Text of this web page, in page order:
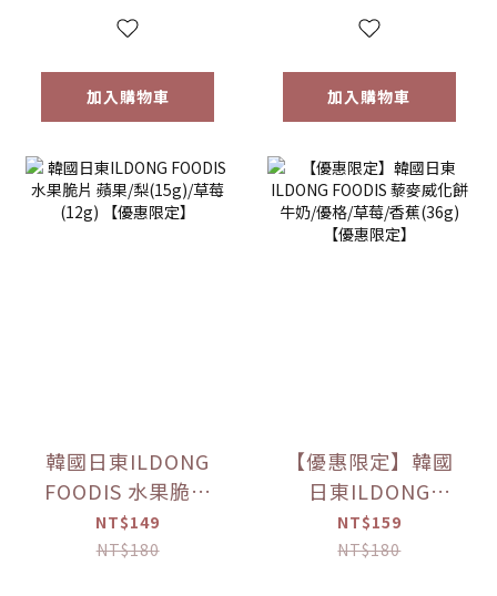
加入購物車 加入購物車
韓國日東ILDONG
FOODIS 水果脆片
蘋果/梨(15g)/草莓
(12g) 【優惠限定】
NT$149
NT$180
【優惠限定】韓國
日東ILDONG
FOODIS 藜麥威化
餅 牛奶/優格/草莓/
NT$159
NT$180